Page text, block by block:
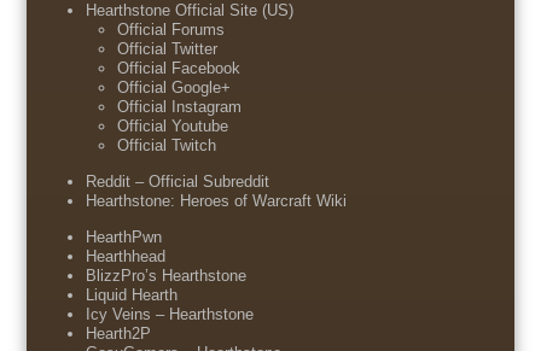
Hearthstone Official Site (US)
Official Forums
Official Twitter
Official Facebook
Official Google+
Official Instagram
Official Youtube
Official Twitch
Reddit – Official Subreddit
Hearthstone: Heroes of Warcraft Wiki
HearthPwn
Hearthhead
BlizzPro’s Hearthstone
Liquid Hearth
Icy Veins – Hearthstone
Hearth2P